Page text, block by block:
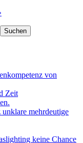
von
Zeit
mehrdeutige
keine Chance